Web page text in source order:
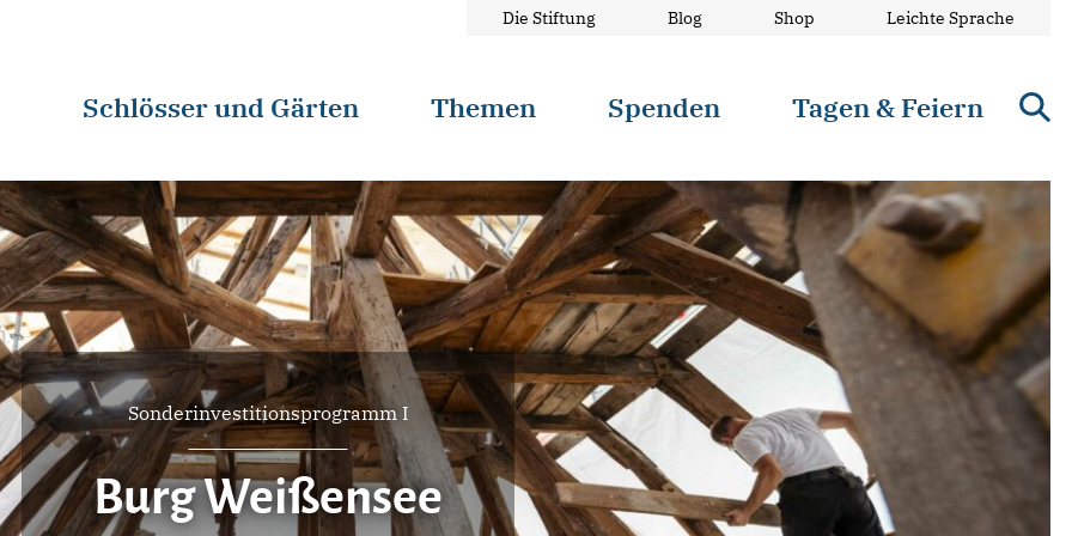
Die Stiftung Blog Shop Leichte Sprache
Schlösser und Gärten Themen Spenden Tagen & Feiern
Sonderinvestitionsprogramm I
Burg Weißensee